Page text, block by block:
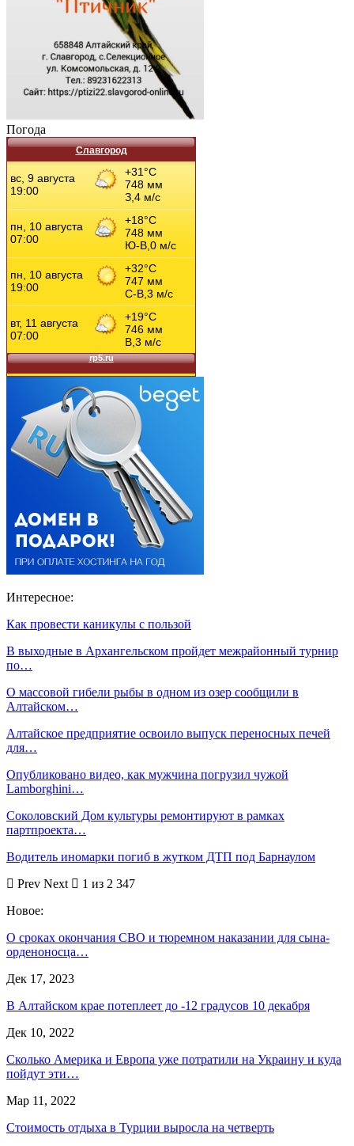
Погода
Славгород
Интересное:
Как провести каникулы с пользой
В выходные в Архангельском пройдет межрайонный турнир
по…
О массовой гибели рыбы в одном из озер сообщили в
Алтайском…
Алтайское предприятие освоило выпуск переносных печей
для…
Опубликовано видео, как мужчина погрузил чужой
Lamborghini…
Соколовский Дом культуры ремонтируют в рамках
партпроекта…
Водитель иномарки погиб в жутком ДТП под Барнаулом
Prev Next
1 из 2 347
Новое:
О сроках окончания СВО и тюремном наказании для сына-
орденоносца…
Дек 17, 2023
В Алтайском крае потеплеет до -12 градусов 10 декабря
Дек 10, 2022
Сколько Америка и Европа уже потратили на Украину и куда
пойдут эти…
Мар 11, 2022
Стоимость отдыха в Турции выросла на четверть